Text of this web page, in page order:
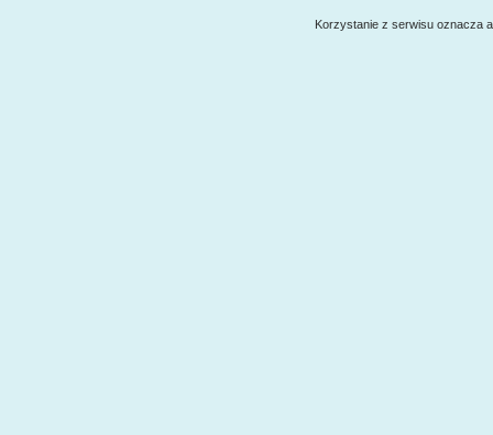
Korzystanie z serwisu oznacza